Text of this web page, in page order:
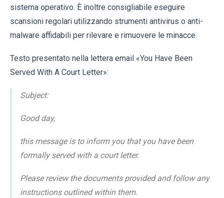
sistema operativo. È inoltre consigliabile eseguire
scansioni regolari utilizzando strumenti antivirus o anti-
malware affidabili per rilevare e rimuovere le minacce.
Testo presentato nella lettera email «You Have Been
Served With A Court Letter»:
Subject:
Good day,
this message is to inform you that you have been
formally served with a court letter.
Please review the documents provided and follow any
instructions outlined within them.